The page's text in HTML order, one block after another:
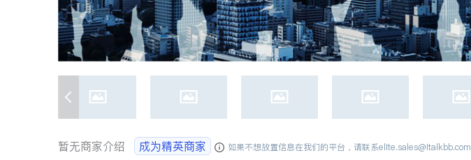
暂无商家介绍 成为精英商家 如果不想放置信息在我们的平台，请联系elite.sales@italkbb.com